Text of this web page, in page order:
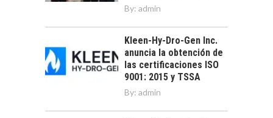
By: admin
Kleen-Hy-Dro-Gen Inc.
anuncia la obtención de
las certificaciones ISO
9001: 2015 y TSSA
By: admin